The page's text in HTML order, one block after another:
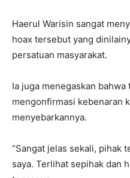
Haerul Warisin sangat
hoax tersebut yang
persatuan masyarakat.
Ia juga menegaskan bahwa
mengonfirmasi kebenaran
menyebarkannya.
“Sangat jelas sekali, pihak
saya. Terlihat sepihak dan